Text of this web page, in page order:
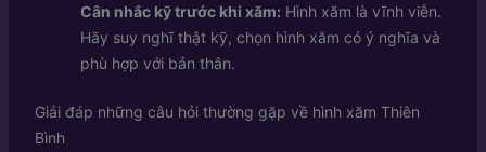
Cân nhắc kỹ trước khi xăm: Hình xăm là vĩnh viễn.
Hãy suy nghĩ thật kỹ, chọn hình xăm có ý nghĩa và
phù hợp với bản thân.
Giải đáp những câu hỏi thường gặp về hình xăm Thiên
Bình